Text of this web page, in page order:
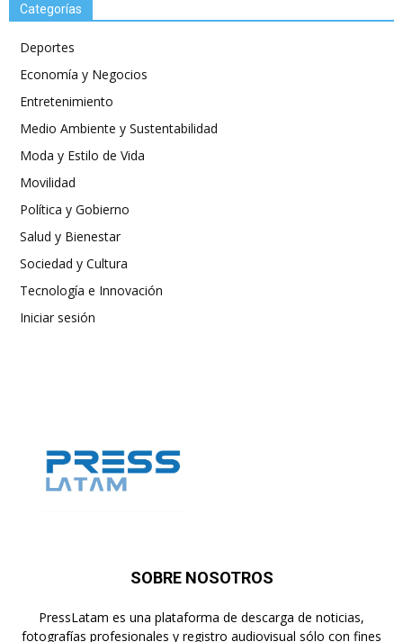
Categorías
Deportes
Economía y Negocios
Entretenimiento
Medio Ambiente y Sustentabilidad
Moda y Estilo de Vida
Movilidad
Política y Gobierno
Salud y Bienestar
Sociedad y Cultura
Tecnología e Innovación
Iniciar sesión
SOBRE NOSOTROS
PressLatam es una plataforma de descarga de noticias,
fotografías profesionales y registro audiovisual sólo con fines